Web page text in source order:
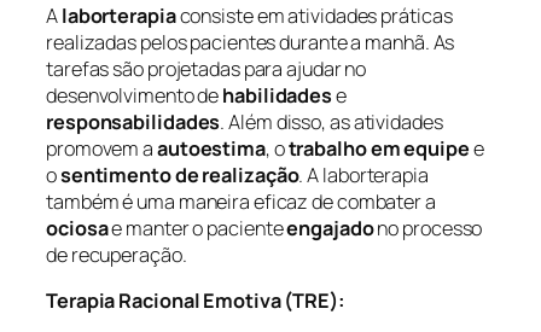
Alaborterapiaconsiste em atividades práticas
realizadas pelos pacientes durante a manhã. As
tarefas são projetadas para ajudar no
desenvolvimento dehabilidadese
responsabilidades. Além disso, as atividades
promovem aautoestima, otrabalho em equipee
osentimento de realização. A laborterapia
também é uma maneira eficaz de combater a
ociosae manter o pacienteengajadono processo
de recuperação.
Terapia Racional Emotiva (TRE):